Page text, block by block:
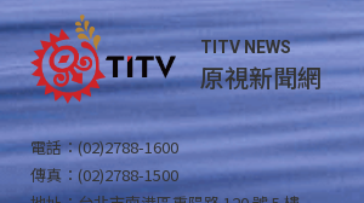
TITV NEWS
原視新聞網
電話：(02)2788-1600
傳真：(02)2788-1500